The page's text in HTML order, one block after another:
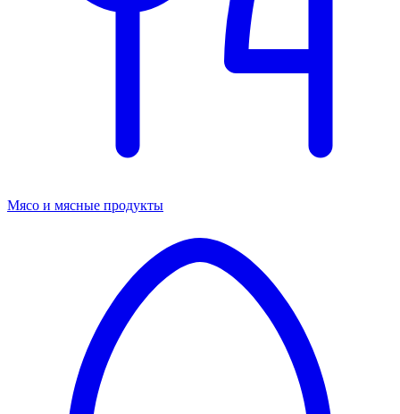
Мясо и мясные продукты